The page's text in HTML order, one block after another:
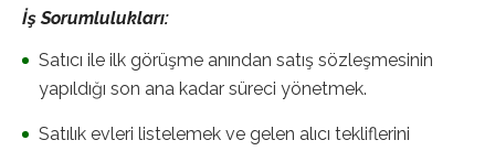
İş Sorumlulukları:
Satıcı ile ilk görüşme anından satış sözleşmesinin
yapıldığı son ana kadar süreci yönetmek.
Satılık evleri listelemek ve gelen alıcı tekliflerini